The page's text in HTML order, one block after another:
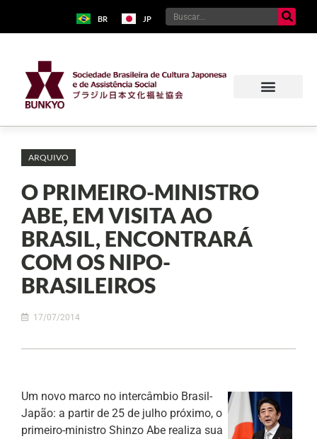
BR JP
ARQUIVO
O PRIMEIRO-MINISTRO
ABE, EM VISITA AO
BRASIL, ENCONTRARÁ
COM OS NIPO-
BRASILEIROS
17/07/2014
Um novo marco no intercâmbio Brasil-
Japão: a partir de 25 de julho próximo, o
primeiro-ministro Shinzo Abe realiza sua